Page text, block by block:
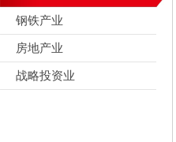
钢铁产业
房地产业
战略投资业